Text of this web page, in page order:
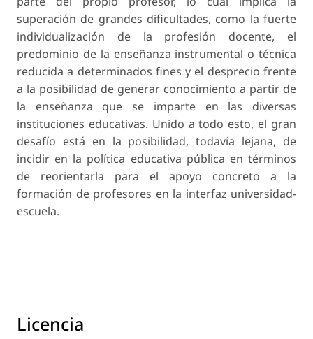
superación de grandes dificultades, como la fuerte
individualización de la profesión docente, el
predominio de la enseñanza instrumental o técnica
reducida a determinados fines y el desprecio frente
a la posibilidad de generar conocimiento a partir de
la enseñanza que se imparte en las diversas
instituciones educativas. Unido a todo esto, el gran
desafío está en la posibilidad, todavía lejana, de
incidir en la política educativa pública en términos
de reorientarla para el apoyo concreto a la
formación de profesores en la interfaz universidad-
escuela.
Licencia